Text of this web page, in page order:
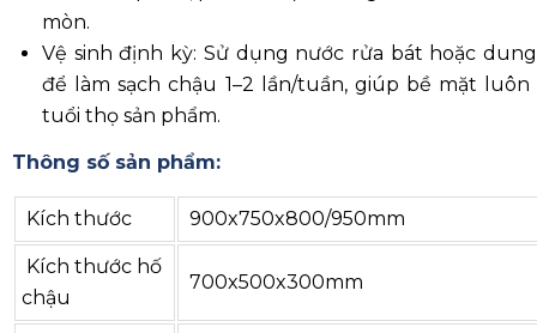
mòn.
Vệ sinh định kỳ: Sử dụng nước rửa bát hoặc
để làm sạch chậu 1–2 lần/tuần, giúp bề mặt luôn
tuổi thọ sản phẩm.
Thông số sản phẩm:
Kích thước 900x750x800/950mm
Kích thước hố
chậu
700x500x300mm